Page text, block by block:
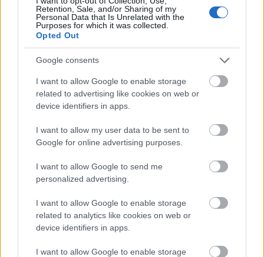
Retention, Sale, and/or Sharing of my
Personal Data that Is Unrelated with the
Purposes for which it was collected.
Opted Out
Google consents
I want to allow Google to enable storage
related to advertising like cookies on web or
device identifiers in apps.
I want to allow my user data to be sent to
Google for online advertising purposes.
I want to allow Google to send me
personalized advertising.
I want to allow Google to enable storage
related to analytics like cookies on web or
device identifiers in apps.
I want to allow Google to enable storage
a típusú „hitelesség”?
Az illúzió kérdése
Fontos ugyanakkor árnyaltan látni a helyzetet. Bár
alapján ajánlanak termékeket, a gyakorlatban ez
nem mindig történik meg. A különbség sokszor
abban áll, hogy az emberi influencerek legalább az
illúzióját képesek megteremteni a személyes
használatnak. A virtuális influencereknél ez az illúzió
eleve más természetű, ezért a márkának tudatosan
kell eldöntenie, hogy ezt elfogadja-e, és hogyan
kommunikálja a közönség felé.
Összegzés
A virtuális influencerek alkalmazása előtt nem az a
legfontosabb kérdés, hogy „menő” vagy „innovatív”-e
a megoldás, hanem az, hogy: